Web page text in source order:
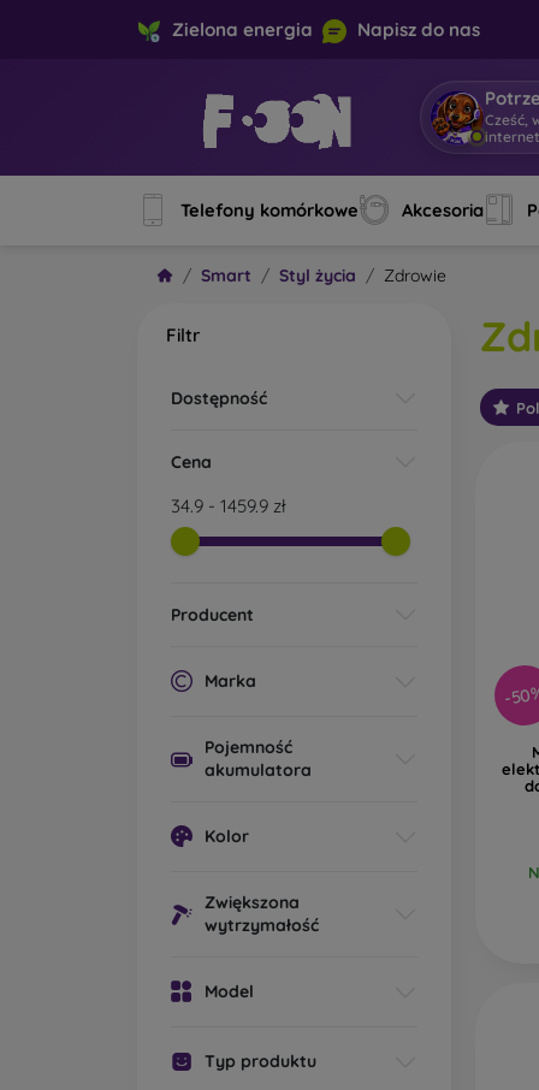
Zielona energia Napisz do nas
Cześć,
Telefony komórkowe Akcesoria
Smart Styl życia Zdrowie
Filtr
Dostępność
Cena
34.9 - 1459.9 zł
Producent
Marka
Pojemność
akumulatora
Kolor
Zwiększona
wytrzymałość
Model
Typ produktu
-